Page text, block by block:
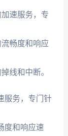
速服务，专
畅度和响应
线和中断。
服务，专门针
度和响应速